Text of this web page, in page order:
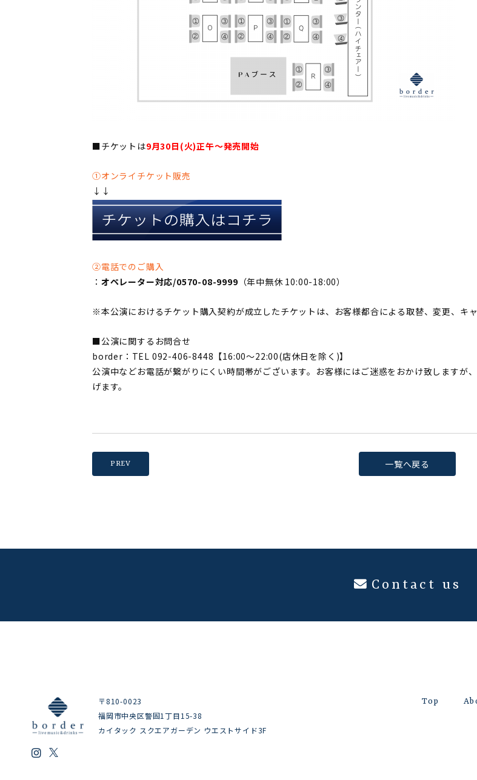
■チケットは9月30日(火)正午〜発売開始
①オンライチケット販売
↓↓
②電話でのご購入
： オペレーター対応/0570-08-9999 （年中無休 10:00-18:00）
※本公演におけるチケット購入契約が成立したチケットは、お客様都合による取替、変更、キ
■公演に関するお問合せ
border：TEL 092-406-8448【16:00〜22:00(店休日を除く)】
公演中などお電話が繋がりにくい時間帯がございます。お客様にはご迷惑をおかけ致しますが
げます。
一覧へ戻る
PREV
Contact us
〒810-0023
福岡市中央区警固1丁目15-38
カイタック スクエアガーデン ウエストサイド3F
Top